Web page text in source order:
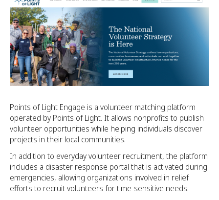
Points of Light Engage is a volunteer matching platform
operated by Points of Light. It allows nonprofits to publish
volunteer opportunities while helping individuals discover
projects in their local communities.
In addition to everyday volunteer recruitment, the platform
includes a disaster response portal that is activated during
emergencies, allowing organizations involved in relief
efforts to recruit volunteers for time-sensitive needs.